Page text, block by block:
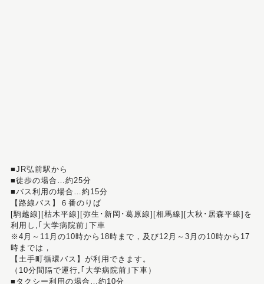
■JR弘前駅から
■徒歩の場合…約25分
■バス利用の場合…約15分
【路線バス】６番のりば
[駒越線][枯木平線][弥生･新岡･葛原線][相馬線][大秋･居森平線]を
利用し,｢大学病院前｣下車
※4月～11月の10時から18時まで，及び12月～3月の10時から17
時までは，
【土手町循環バス】が利用できます。
（10分間隔で運行,｢大学病院前｣下車）
■タクシー利用の場合…約10分